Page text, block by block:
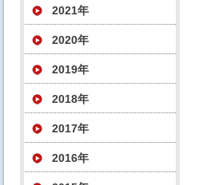
2021年
2020年
2019年
2018年
2017年
2016年